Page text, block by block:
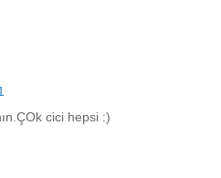
cici hepsi :)